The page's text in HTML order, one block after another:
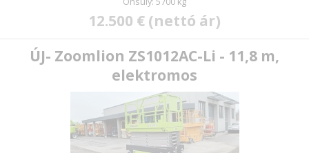
12.500 € (nettó ár)
ÚJ- Zoomlion ZS1012AC-Li - 11,8 m,
elektromos